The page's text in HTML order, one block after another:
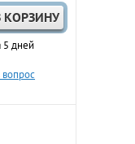
5 дней
вопрос